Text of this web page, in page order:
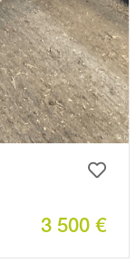
3 500 €